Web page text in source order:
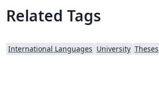
Related Tags
International Languages University Theses